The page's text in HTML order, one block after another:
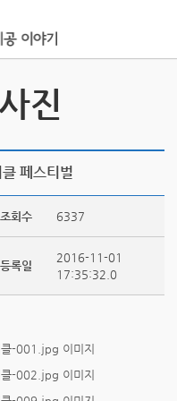
진
페스티벌
조회수 6337
등록일
2016-11-01
17:35:32.0